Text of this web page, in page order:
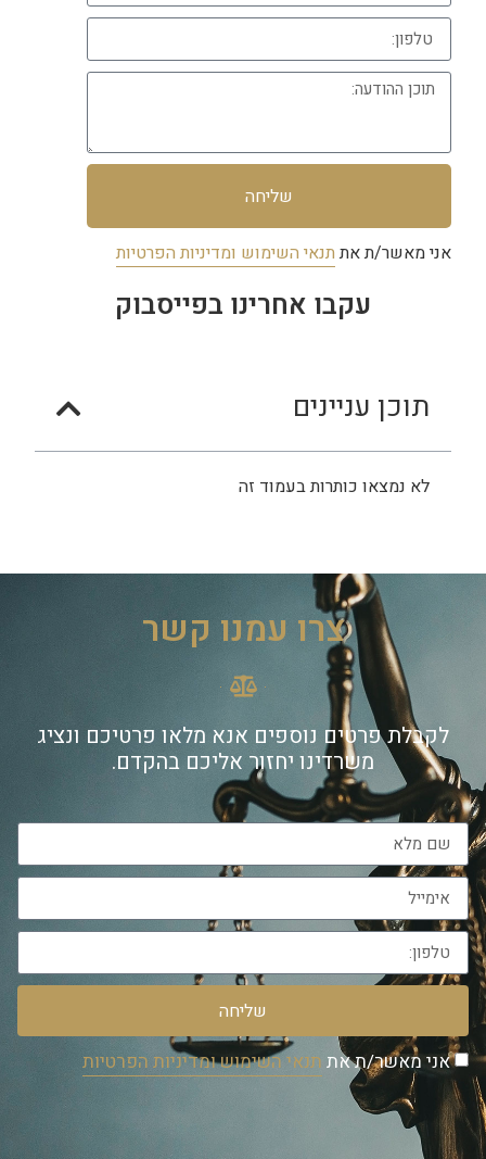
אני מאשר/ת אתתנאי השימוש ומדיניות הפרטיות
שליחה
עקבו אחרינו בפייסבוק
תוכן עניינים
לא נמצאו כותרות בעמוד זה
צרו עמנו קשר
לקבלת פרטים נוספים אנא מלאו פרטיכם ונציג
משרדינו יחזור אליכם בהקדם.
אני מאשר/ת את תנאי השימוש ומדיניות הפרטיות
שליחה